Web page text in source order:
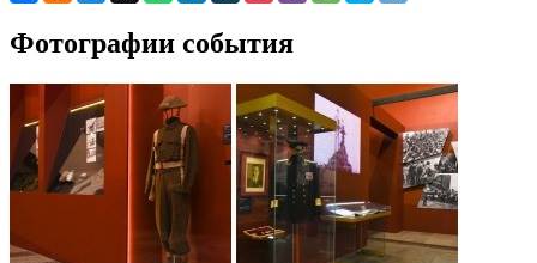
Фотографии события